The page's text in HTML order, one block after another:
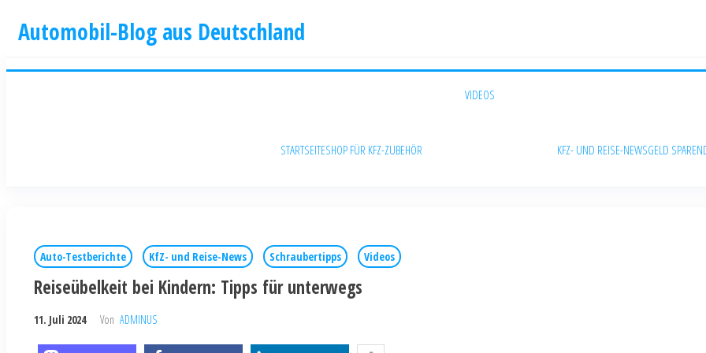
Automobil-Blog aus Deutschland
STARTSEITESHOP FÜR KFZ-ZUBEHÖR
VIDEOS
KFZ- UND REISE-NEWSGELD SPAREN
Auto-Testberichte KfZ- und Reise-News Schraubertipps Videos
Reiseübelkeit bei Kindern: Tipps für unterwegs
11. Juli 2024 Von ADMINUS